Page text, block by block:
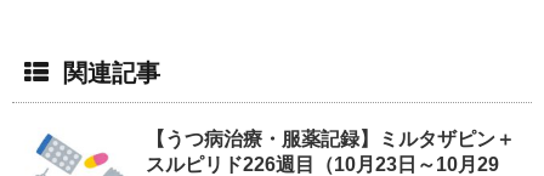
関連記事
【うつ病治療・服薬記録】ミルタザピン＋
スルピリド226週目（10月23日～10月29